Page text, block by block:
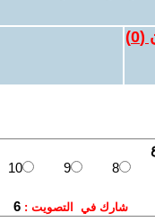
(
0
)